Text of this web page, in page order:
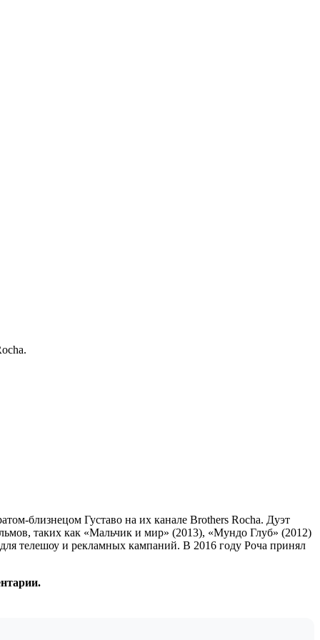
близнецом Густаво на их канале Brothers Rocha. Дуэт
таких как «Мальчик и мир» (2013), «Мундо Глуб» (2012)
телешоу и рекламных кампаний. В 2016 году Роча принял